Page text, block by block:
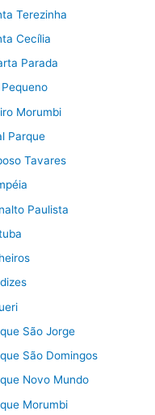
Terezinha
Cecília
Parada
Morumbi
Parque
Tavares
Paulista
São Jorge
São Domingos
Novo Mundo
Morumbi